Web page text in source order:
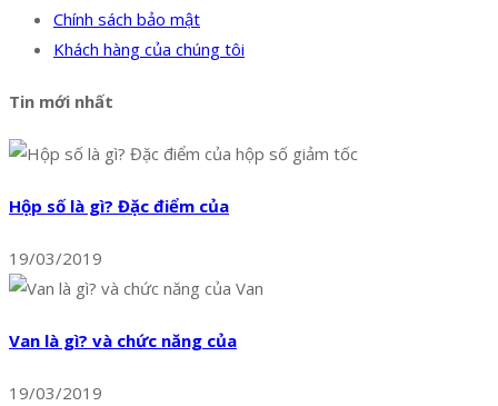
Chính sách bảo mật
Khách hàng của chúng tôi
Tin mới nhất
Hộp số là gì? Đặc điểm của
19/03/2019
Van là gì? và chức năng của
19/03/2019